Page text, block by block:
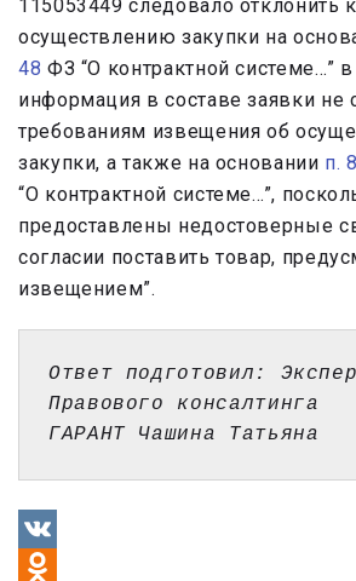
115053449 следовало отклонить
осуществлению закупки на
48 ФЗ “О контрактной системе…”
информация в составе заявки не
требованиям извещения об
закупки, а также на основании п.
“О контрактной системе…”,
предоставлены недостоверные
согласии поставить товар,
извещением”.
Ответ подготовил:
Правового консалтинга
ГАРАНТ Чашина Татьяна
VK